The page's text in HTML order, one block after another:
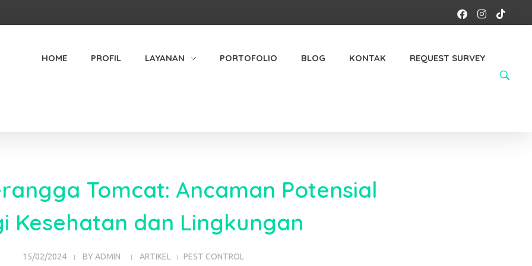
HOME PROFIL LAYANAN PORTOFOLIO BLOG KONTAK REQUEST SURVEY
Tomcat: Ancaman Potensial
Kesehatan dan Lingkungan
15/02/2024 BY ADMIN ARTIKEL PEST CONTROL